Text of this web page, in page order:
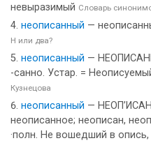
невыразимый Словарь
неописанный —
Н или два?
неописанный —
-санно. Устар. =
Кузнецова
неописанный —
неописанное; неописан,
·полн. Не вошедший в